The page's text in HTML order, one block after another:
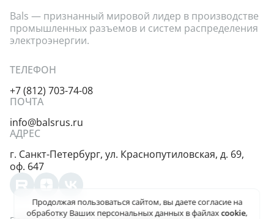
Bals — признанный мировой лидер в производстве
промышленных разъемов и систем распределения
электроэнергии.
ТЕЛЕФОН
+7 (812) 703-74-08
ПОЧТА
info@balsrus.ru
АДРЕС
г. Санкт-Петербург, ул. Краснопутиловская, д. 69,
оф. 647
Продолжая пользоваться сайтом, вы даетесогласие на
обработку Ваших персональных данныхв файлахcookie,